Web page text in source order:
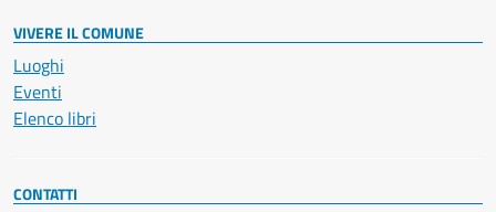
VIVERE IL COMUNE
Luoghi
Eventi
Elenco libri
CONTATTI